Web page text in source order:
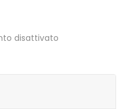
disattivato